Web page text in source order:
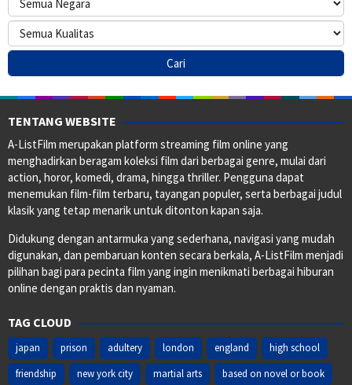
TENTANG WEBSITE
A-ListFilm merupakan platform streaming film online yang
menghadirkan beragam koleksi film dari berbagai genre, mulai dari
action, horor, komedi, drama, hingga thriller. Pengguna dapat
menemukan film-film terbaru, tayangan populer, serta berbagai judul
klasik yang tetap menarik untuk ditonton kapan saja.
Didukung dengan antarmuka yang sederhana, navigasi yang mudah
digunakan, dan pembaruan konten secara berkala, A-ListFilm menjadi
pilihan bagi para pecinta film yang ingin menikmati berbagai hiburan
online dengan praktis dan nyaman.
TAG CLOUD
japan prison adultery london england
high school
friendship
new york city martial arts based on novel or book